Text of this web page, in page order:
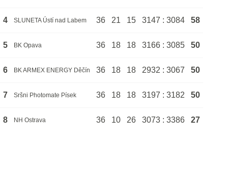
4 SLUNETA Ústí nad Labem 36 21 15 3147 : 3084 58
5 BK Opava 36 18 18 3166 : 3085 50
6 BK ARMEX ENERGY Děčín 36 18 18 2932 : 3067 50
7 Sršni Photomate Písek 36 18 18 3197 : 3182 50
8 NH Ostrava 36 10 26 3073 : 3386 27